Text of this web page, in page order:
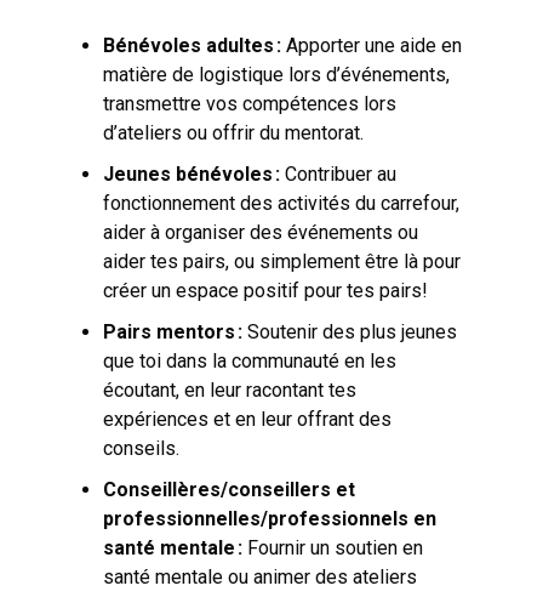
Bénévoles adultes : Apporter une aide en
matière de logistique lors d’événements,
transmettre vos compétences lors
d’ateliers ou offrir du mentorat.
Jeunes bénévoles : Contribuer au
fonctionnement des activités du carrefour,
aider à organiser des événements ou
aider tes pairs, ou simplement être là pour
créer un espace positif pour tes pairs!
Pairs mentors : Soutenir des plus jeunes
que toi dans la communauté en les
écoutant, en leur racontant tes
expériences et en leur offrant des
conseils.
Conseillères/conseillers et
professionnelles/professionnels en
santé mentale : Fournir un soutien en
santé mentale ou animer des ateliers